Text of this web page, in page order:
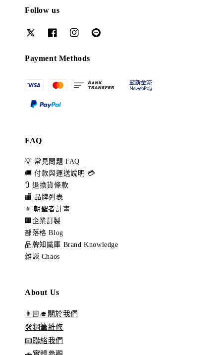
Follow us
Payment Methods
FAQ
💡 常見問題 FAQ
🚚 付款與運送說明 💳
🔃 退換貨條款
🏬 品牌列表
⚜️ 朝聖者計畫
🏢企業訂製
部落格 Blog
品牌知識庫 Brand Knowledge
雜談 Chaos
About Us
👩🏻‍🎓關於我們
🛠️鋼筆維修
📧聯絡我們